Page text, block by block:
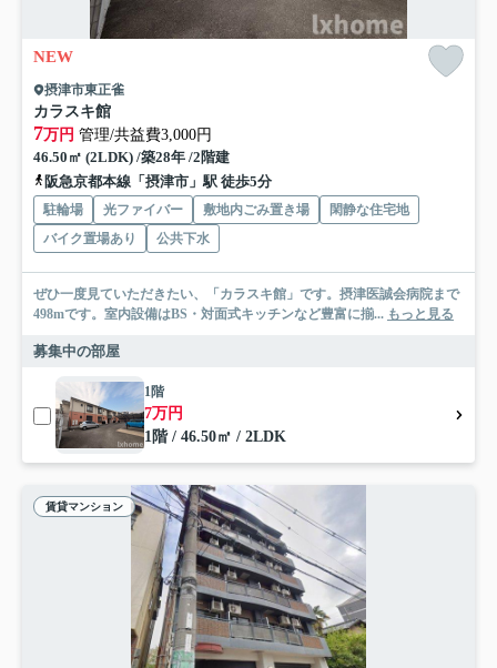
NEW
摂津市東正雀
カラスキ館
7万円 管理/共益費3,000円
46.50㎡ (2LDK) /築28年 /2階建
阪急京都本線「摂津市」駅 徒歩5分
駐輪場 光ファイバー 敷地内ごみ置き場
閑静な住宅地
バイク置場あり
公共下水
ぜひ一度見ていただきたい、「カラスキ館」です。摂津医誠会病院まで
498mです。室内設備はBS・対面式キッチンなど豊富に揃... もっと見る
募集中の部屋
1階
7万円
1階 / 46.50㎡ / 2LDK
賃貸マンション